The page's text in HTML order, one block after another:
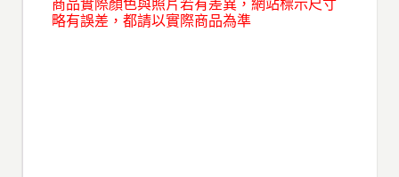
略有誤差，都請以實際商品為準